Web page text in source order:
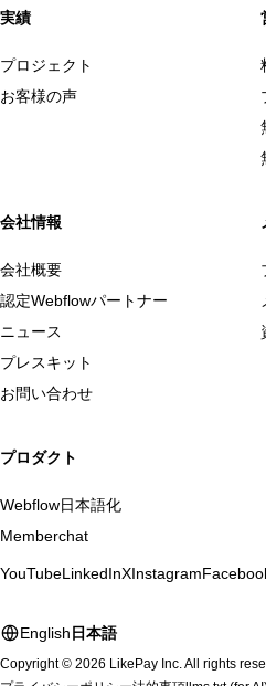
実績
プロジェクト
お客様の声
会社情報
会社概要
認定Webflowパートナー
ニュース
プレスキット
お問い合わせ
プロダクト
Webflow日本語化
Memberchat
YouTubeLinkedInXInstagram
English 日本語
Copyright © 2026 LikePay Inc. All rights